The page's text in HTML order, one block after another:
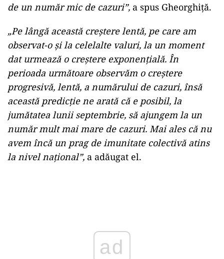
de un număr mic de cazuri”, a spus Gheorghiță.
„Pe lângă această creștere lentă, pe care am
observat-o și la celelalte valuri, la un moment
dat urmează o creștere exponențială. În
perioada următoare observăm o creștere
progresivă, lentă, a numărului de cazuri, însă
această predicție ne arată că e posibil, la
jumătatea lunii septembrie, să ajungem la un
număr mult mai mare de cazuri. Mai ales că nu
avem încă un prag de imunitate colectivă atins
la nivel național”, a adăugat el.